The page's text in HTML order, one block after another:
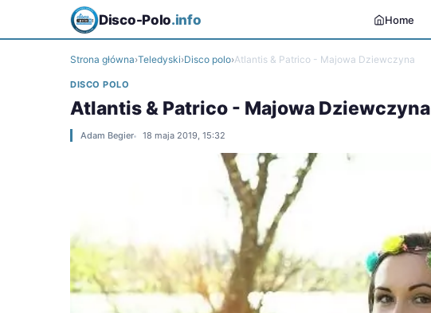
Disco-Polo.info Home
Strona główna›Teledyski›Disco polo›Atlantis & Patrico - Majowa Dziewczyna
DISCO POLO
Atlantis & Patrico - Majowa Dziewczyna
Adam Begier 18 maja 2019, 15:32